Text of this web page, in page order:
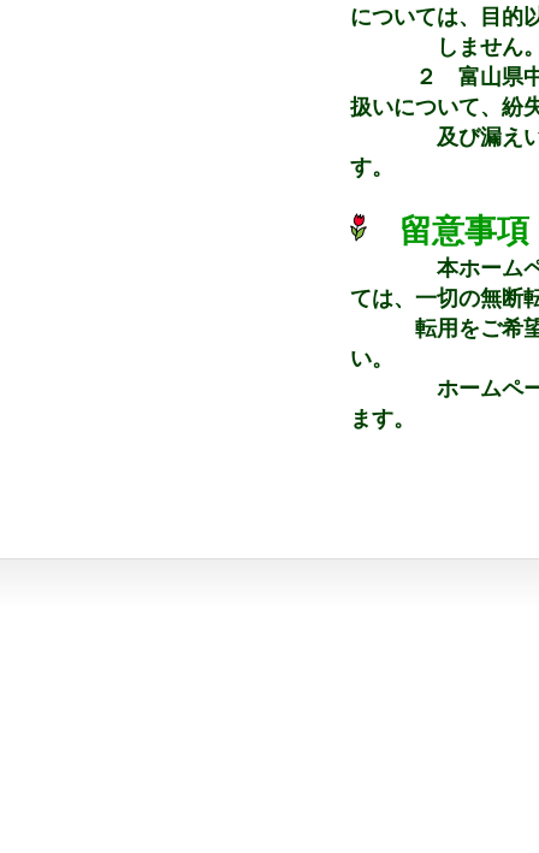
については、目的
しません
２ 富山県中学
扱いについて、紛
及び漏えい等
す。
留意事項
本ホーム
ては、一切の無断
転用をご希望さ
い。
ホームページ上
ます。